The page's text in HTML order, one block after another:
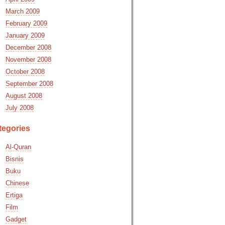
March 2009
February 2009
January 2009
December 2008
November 2008
October 2008
September 2008
August 2008
July 2008
Al-Quran
Bisnis
Buku
Chinese
Ertiga
Film
Gadget